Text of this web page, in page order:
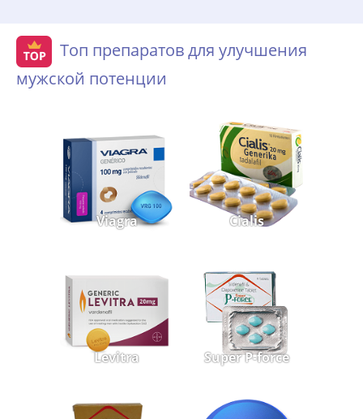
Топ препаратов для улучшения
мужской потенции
Viagra Cialis
Levitra Super P-force